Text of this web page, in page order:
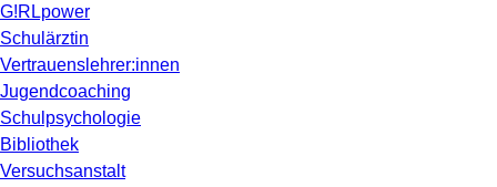
G!RLpower
Schulärztin
Vertrauenslehrer:innen
Jugendcoaching
Schulpsychologie
Bibliothek
Versuchsanstalt